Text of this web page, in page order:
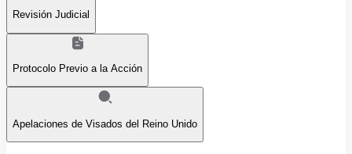
Revisión Judicial
Protocolo Previo a la Acción
Apelaciones de Visados del Reino Unido